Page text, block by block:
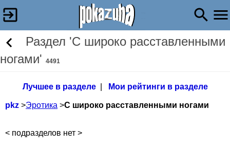
Раздел 'С широко расставленными
ногами' 4491
Лучшее в разделе| Мои рейтинги в разделе
pkz >Эротика >С широко расставленными ногами
< подразделов нет >